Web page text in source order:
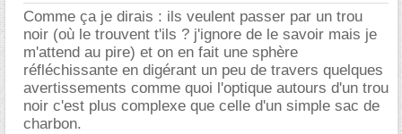
Comme ça je dirais : ils veulent passer par un trou
noir (où le trouvent t'ils ? j'ignore de le savoir mais je
m'attend au pire) et on en fait une sphère
réfléchissante en digérant un peu de travers quelques
avertissements comme quoi l'optique autours d'un trou
noir c'est plus complexe que celle d'un simple sac de
charbon.